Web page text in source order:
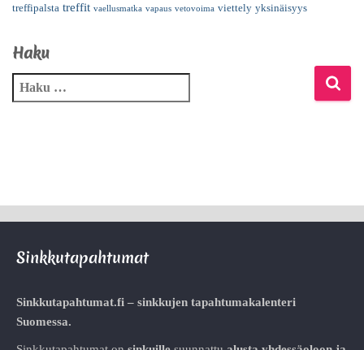
treffipalsta treffit vaellusmatka vapaus vetovoima viettely yksinäisyys
Haku
Sinkkutapahtumat
Sinkkutapahtumat.fi – sinkkujen tapahtumakalenteri
Suomessa.